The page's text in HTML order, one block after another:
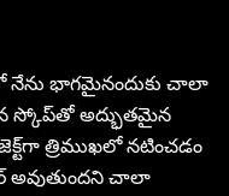
భాగమైనందుకు చాలా
స్కోప్‌తో అద్భుతమైన
త్రిముఖలో నటించడం
అవుతుందని చాలా